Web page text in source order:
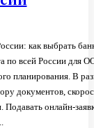
как выбрать
по всей России для
планирования. В
документов,
онлайн-